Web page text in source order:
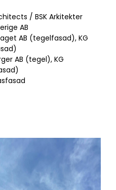
/ BSK Arkitekter
AB
AB (tegelfasad), KG
AB (tegel), KG